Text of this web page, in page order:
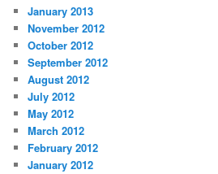
January 2013
November 2012
October 2012
September 2012
August 2012
July 2012
May 2012
March 2012
February 2012
January 2012